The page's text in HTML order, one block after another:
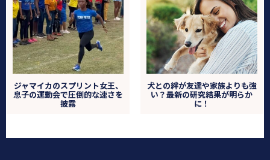
ジャマイカのスプリント女王、
息子の運動会で圧倒的な速さを
披露
犬との絆が友達や家族よりも強
い？最新の研究結果が明らか
に！